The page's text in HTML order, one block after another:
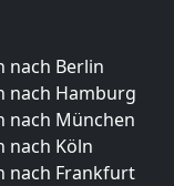
nach Berlin
nach Hamburg
nach München
nach Köln
nach Frankfurt